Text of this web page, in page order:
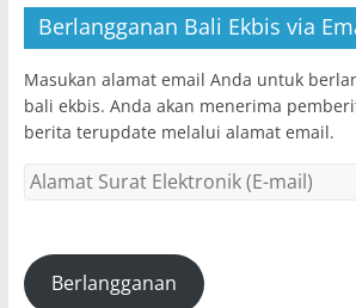
Berlangganan Bali Ekbis via
Masukan alamat email Anda untuk
bali ekbis. Anda akan menerima
berita terupdate melalui alamat email.
Alamat
(E-
mail)Berlangganan